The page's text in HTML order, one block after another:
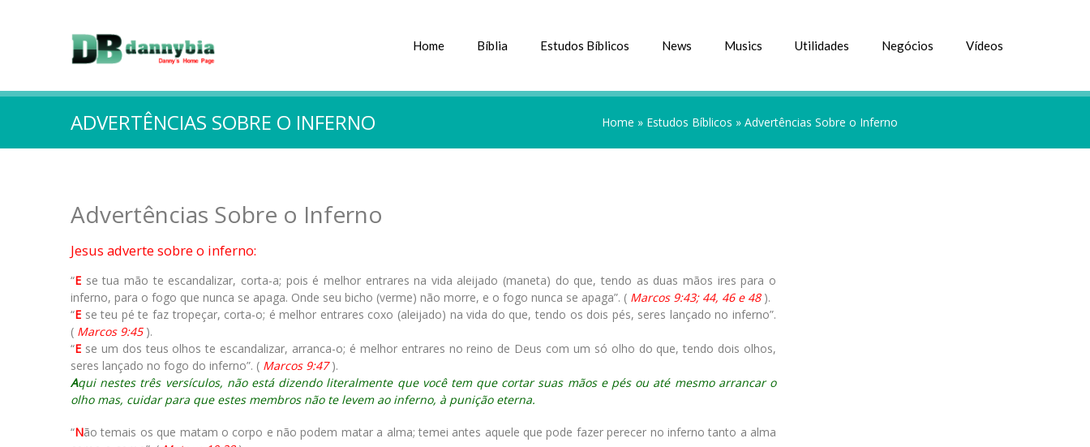
Home Bíblia Estudos Bíblicos News Musics Utilidades Negócios Vídeos
ADVERTÊNCIAS SOBRE O INFERNO Home » Estudos Bíblicos » Advertências Sobre o Inferno
Advertências Sobre o Inferno
Jesus adverte sobre o inferno:
“E se tua mão te escandalizar, corta-a; pois é melhor entrares na vida aleijado (maneta) do que, tendo as duas mãos ires para o
inferno, para o fogo que nunca se apaga. Onde seu bicho (verme) não morre, e o fogo nunca se apaga”. ( Marcos 9:43; 44, 46 e 48).
“E se teu pé te faz tropeçar, corta-o; é melhor entrares coxo (aleijado) na vida do que, tendo os dois pés, seres lançado no inferno”.
( Marcos 9:45).
“E se um dos teus olhos te escandalizar, arranca-o; é melhor entrares no reino de Deus com um só olho do que, tendo dois olhos,
seres lançado no fogo do inferno”. ( Marcos 9:47).
Aqui nestes três versículos, não está dizendo literalmente que você tem que cortar suas mãos e pés ou até mesmo arrancar o
olho mas, cuidar para que estes membros não te levem ao inferno, à punição eterna.
“Não temais os que matam o corpo e não podem matar a alma; temei antes aquele que pode fazer perecer no inferno tanto a alma